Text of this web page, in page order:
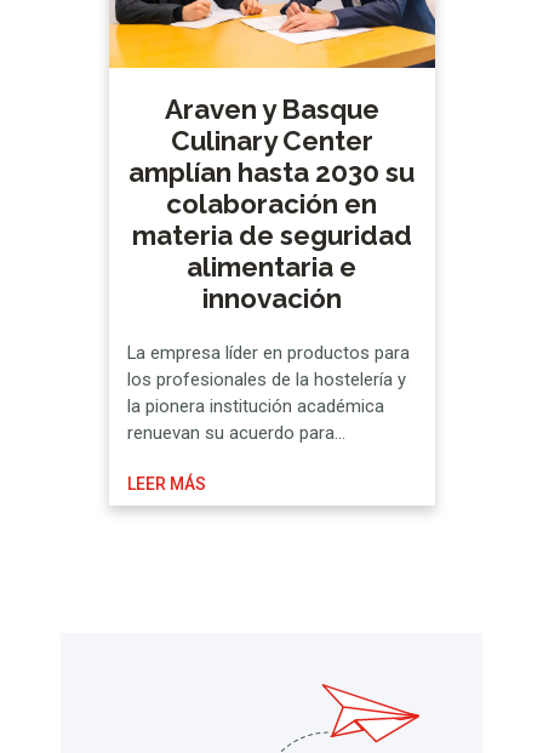
Araven y Basque
Culinary Center
amplían hasta 2030 su
colaboración en
materia de seguridad
alimentaria e
innovación
La empresa líder en productos para
los profesionales de la hostelería y
la pionera institución académica
renuevan su acuerdo para
investigación otros cinco años La
alianza en estos primeros 12 se ha
LEER MÁS